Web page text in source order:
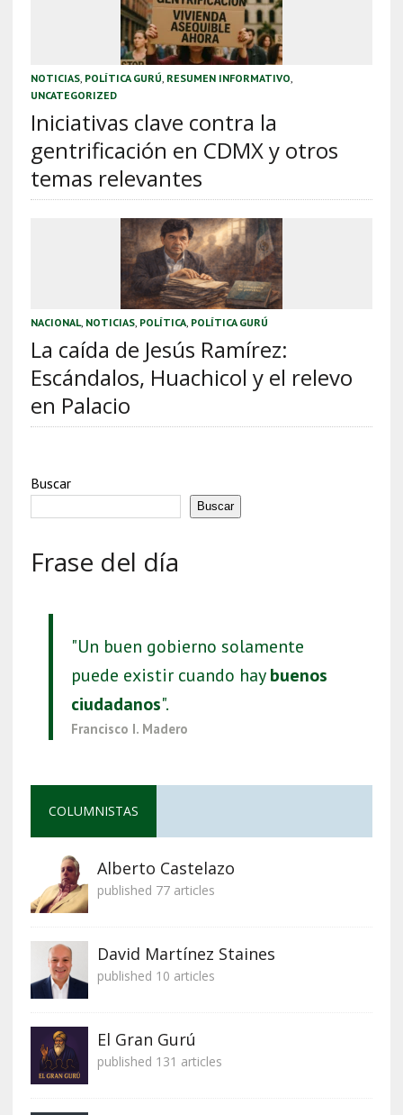
NOTICIAS, POLÍTICA GURÚ RESUMEN INFORMATIVO
UNCATEGORIZED
Iniciativas clave contra la
gentrificación en CDMX y otros
temas relevantes
NACIONAL, NOTICIAS, POLÍTICA, POLÍTICA GURÚ
La caída de Jesús Ramírez:
Escándalos, Huachicol y el relevo
en Palacio
Buscar
Buscar
Frase del día
"Un buen gobierno solamente
puede existir cuando haybuenos
ciudadanos".
Francisco I. Madero
COLUMNISTAS
Alberto Castelazo
published 77 articles
David Martínez Staines
published 10 articles
El Gran Gurú
published 131 articles